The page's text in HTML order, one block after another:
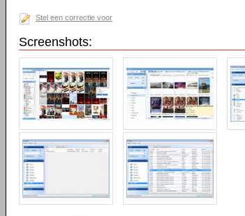
Stel een correctie voor
Screenshots: